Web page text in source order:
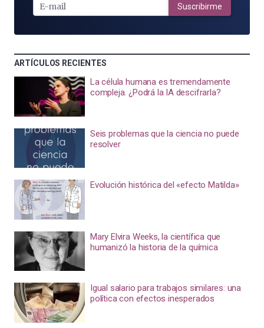
MAIL
Suscribirme
ARTÍCULOS RECIENTES
La célula humana es tremendamente
compleja. ¿Podrá la IA descifrarla?
Seis problemas que la ciencia no puede
resolver
Evolución histórica del «efecto Matilda»
Mary Elvira Weeks, la científica que
humanizó la historia de la química
Igual salario para trabajos similares: una
política con efectos inesperados